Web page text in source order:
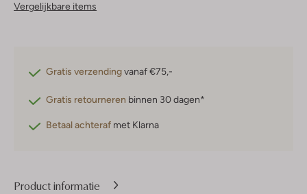
Vergelijkbare items
Gratis verzendingvanaf €75,-
Gratis retourneren binnen 30 dagen*
Betaal achteraf met Klarna
Product informatie